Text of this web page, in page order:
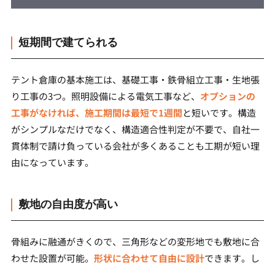
短期間で建てられる
テント倉庫の基本施工は、基礎工事・鉄骨組立工事・生地張
り工事の3つ。照明設備による電気工事など、 オプションの
工事がなければ、施工期間は最短で1週間と短いです。構造
がシンプルなだけでなく、構造適合性判定が不要で、自社一
貫体制で請け負っている会社が多くあることも工期が短い理
由になっています。
敷地の自由度が高い
骨組みに融通がきくので、三角形などの変形地でも敷地に合
わせた設置が可能。 形状に合わせて自由に設計できます。し